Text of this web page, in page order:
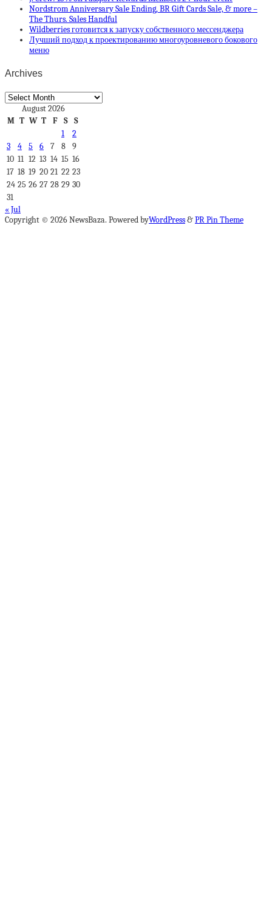
Nordstrom Anniversary Sale Ending, BR Gift Cards Sale, & more –
The Thurs. Sales Handful
Wildberries готовится к запуску собственного мессенджера
Лучший подход к проектированию многоуровневого бокового
меню
Archives
Archives
August 2026
M T W T F S
S
1
2
3
4 5 6 7 8
9
10 11 12 13 14 15 16
17 18 19 20 21 22 23
24 25 26 27 28 29 30
31
« Jul
Copyright © 2026 NewsBaza. Powered byWordPress&PR Pin Theme